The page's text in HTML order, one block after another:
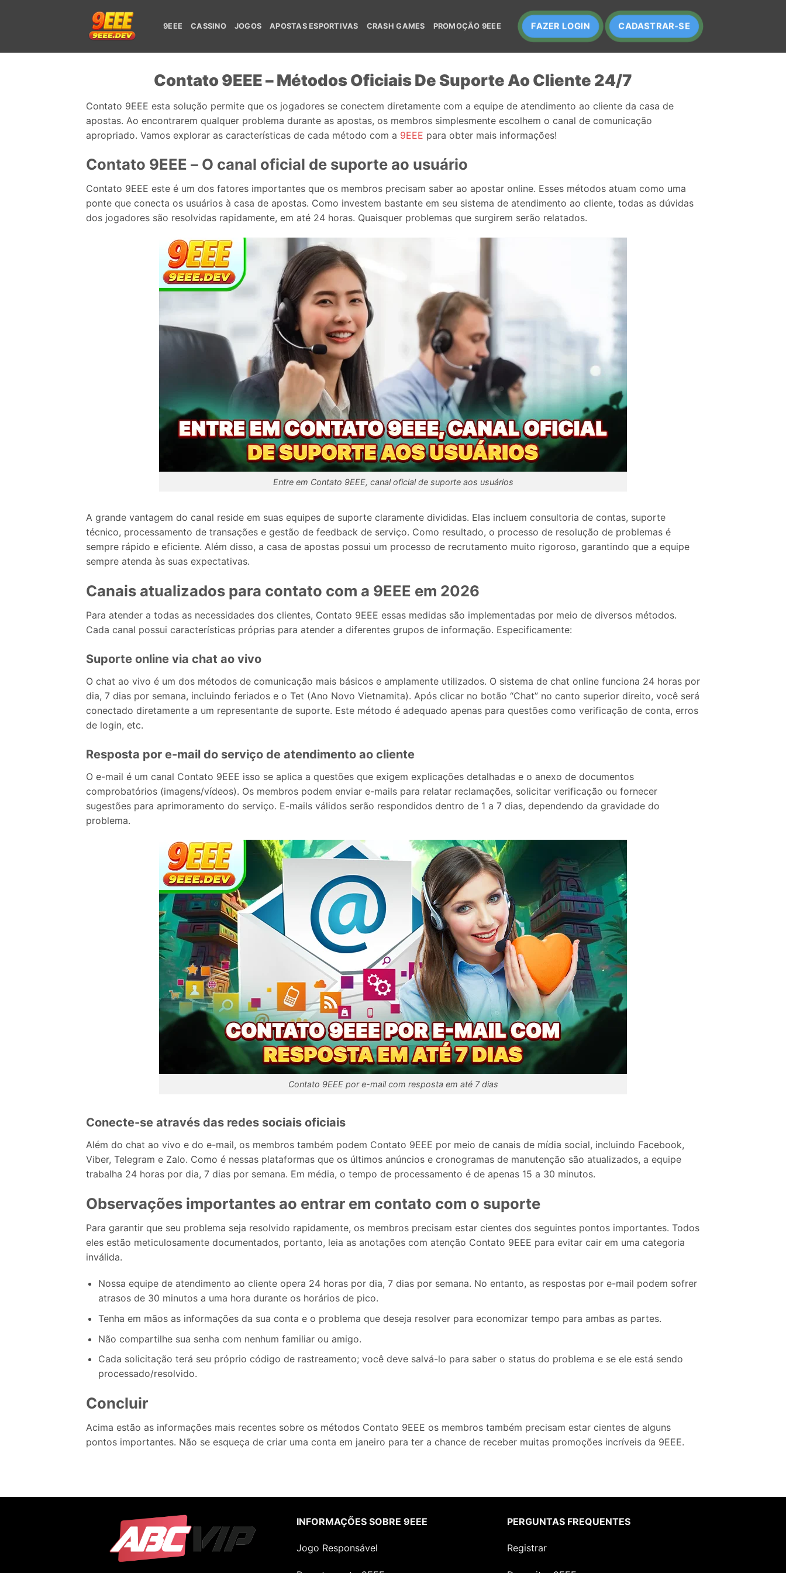
9EEE CASSINO JOGOS APOSTAS ESPORTIVAS CRASH GAMES PROMOÇÃO 9EEE FAZER LOGIN CADASTRAR-SE
Contato 9EEE – Métodos Oficiais De Suporte Ao Cliente 24/7
Contato 9EEE esta solução permite que os jogadores se conectem diretamente com a equipe de atendimento ao cliente da casa de
apostas. Ao encontrarem qualquer problema durante as apostas, os membros simplesmente escolhem o canal de comunicação
apropriado. Vamos explorar as características de cada método com a 9EEE para obter mais informações!
Contato 9EEE – O canal oficial de suporte ao usuário
Contato 9EEE este é um dos fatores importantes que os membros precisam saber ao apostar online. Esses métodos atuam como uma
ponte que conecta os usuários à casa de apostas. Como investem bastante em seu sistema de atendimento ao cliente, todas as dúvidas
dos jogadores são resolvidas rapidamente, em até 24 horas. Quaisquer problemas que surgirem serão relatados.
Entre em Contato 9EEE, canal oficial de suporte aos usuários
A grande vantagem do canal reside em suas equipes de suporte claramente divididas. Elas incluem consultoria de contas, suporte
técnico, processamento de transações e gestão de feedback de serviço. Como resultado, o processo de resolução de problemas é
sempre rápido e eficiente. Além disso, a casa de apostas possui um processo de recrutamento muito rigoroso, garantindo que a equipe
sempre atenda às suas expectativas.
Canais atualizados para contato com a 9EEE em 2026
Para atender a todas as necessidades dos clientes, Contato 9EEE essas medidas são implementadas por meio de diversos métodos.
Cada canal possui características próprias para atender a diferentes grupos de informação. Especificamente:
Suporte online via chat ao vivo
O chat ao vivo é um dos métodos de comunicação mais básicos e amplamente utilizados. O sistema de chat online funciona 24 horas por
dia, 7 dias por semana, incluindo feriados e o Tet (Ano Novo Vietnamita). Após clicar no botão “Chat” no canto superior direito, você será
conectado diretamente a um representante de suporte. Este método é adequado apenas para questões como verificação de conta, erros
de login, etc.
Resposta por e-mail do serviço de atendimento ao cliente
O e-mail é um canal Contato 9EEE isso se aplica a questões que exigem explicações detalhadas e o anexo de documentos
comprobatórios (imagens/vídeos). Os membros podem enviar e-mails para relatar reclamações, solicitar verificação ou fornecer
sugestões para aprimoramento do serviço. E-mails válidos serão respondidos dentro de 1 a 7 dias, dependendo da gravidade do
problema.
Contato 9EEE por e-mail com resposta em até 7 dias
Conecte-se através das redes sociais oficiais
Além do chat ao vivo e do e-mail, os membros também podem Contato 9EEE por meio de canais de mídia social, incluindo Facebook,
Viber, Telegram e Zalo. Como é nessas plataformas que os últimos anúncios e cronogramas de manutenção são atualizados, a equipe
trabalha 24 horas por dia, 7 dias por semana. Em média, o tempo de processamento é de apenas 15 a 30 minutos.
Observações importantes ao entrar em contato com o suporte
Para garantir que seu problema seja resolvido rapidamente, os membros precisam estar cientes dos seguintes pontos importantes. Todos
eles estão meticulosamente documentados, portanto, leia as anotações com atenção Contato 9EEE para evitar cair em uma categoria
inválida.
Nossa equipe de atendimento ao cliente opera 24 horas por dia, 7 dias por semana. No entanto, as respostas por e-mail podem sofrer
atrasos de 30 minutos a uma hora durante os horários de pico.
Tenha em mãos as informações da sua conta e o problema que deseja resolver para economizar tempo para ambas as partes.
Não compartilhe sua senha com nenhum familiar ou amigo.
Cada solicitação terá seu próprio código de rastreamento; você deve salvá-lo para saber o status do problema e se ele está sendo
processado/resolvido.
Concluir
Acima estão as informações mais recentes sobre os métodos Contato 9EEE os membros também precisam estar cientes de alguns
pontos importantes. Não se esqueça de criar uma conta em janeiro para ter a chance de receber muitas promoções incríveis da 9EEE.
INFORMAÇÕES SOBRE 9EEE
Jogo Responsável
PERGUNTAS FREQUENTES
Registrar